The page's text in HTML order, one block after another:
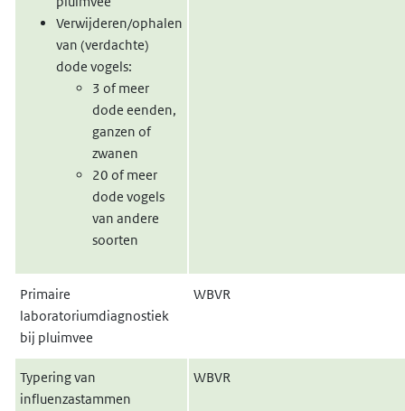
Verwijderen/ophalen
van (verdachte)
dode vogels:
3 of meer
dode eenden,
ganzen of
zwanen
20 of meer
dode vogels
van andere
soorten
Primaire
laboratoriumdiagnostiek
bij pluimvee
WBVR
Typering van
influenzastammen
WBVR